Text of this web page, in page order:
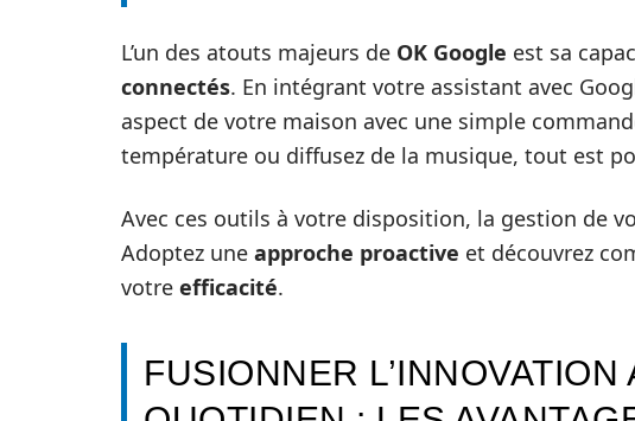
L’un des atouts majeurs de OK Google est sa
connectés. En intégrant votre assistant avec
aspect de votre maison avec une simple
température ou diffusez de la musique, tout est
Avec ces outils à votre disposition, la gestion de
Adoptez une approche proactive et découvrez
votre efficacité.
FUSIONNER L’INNOVATION